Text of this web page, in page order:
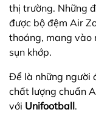
thị trường. Những
được bộ đệm Air
thoáng, mang vào
sụn khớp.
Để là những người
chất lượng chuẩn
với Unifootball.